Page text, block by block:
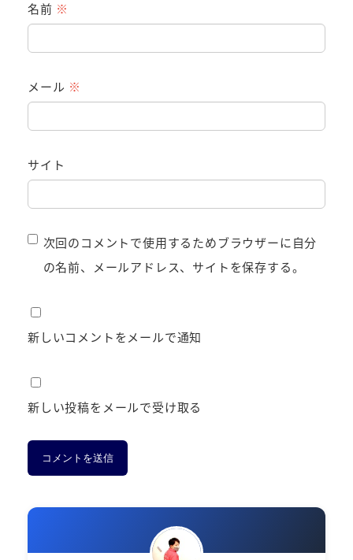
名前 ※
メール ※
サイト
次回のコメントで使用するためブラウザーに自分
の名前、メールアドレス、サイトを保存する。
新しいコメントをメールで通知
新しい投稿をメールで受け取る